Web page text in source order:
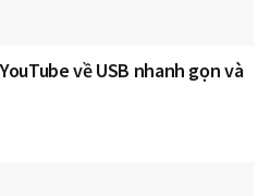
về USB nhanh gọn và